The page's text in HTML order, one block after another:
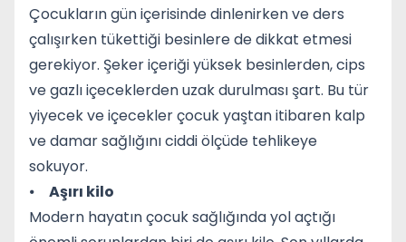
Çocukların gün içerisinde dinlenirken ve ders
çalışırken tükettiği besinlere de dikkat etmesi
gerekiyor. Şeker içeriği yüksek besinlerden, cips
ve gazlı içeceklerden uzak durulması şart. Bu tür
yiyecek ve içecekler çocuk yaştan itibaren kalp
ve damar sağlığını ciddi ölçüde tehlikeye
sokuyor.
⦁ Aşırı kilo
Modern hayatın çocuk sağlığında yol açtığı